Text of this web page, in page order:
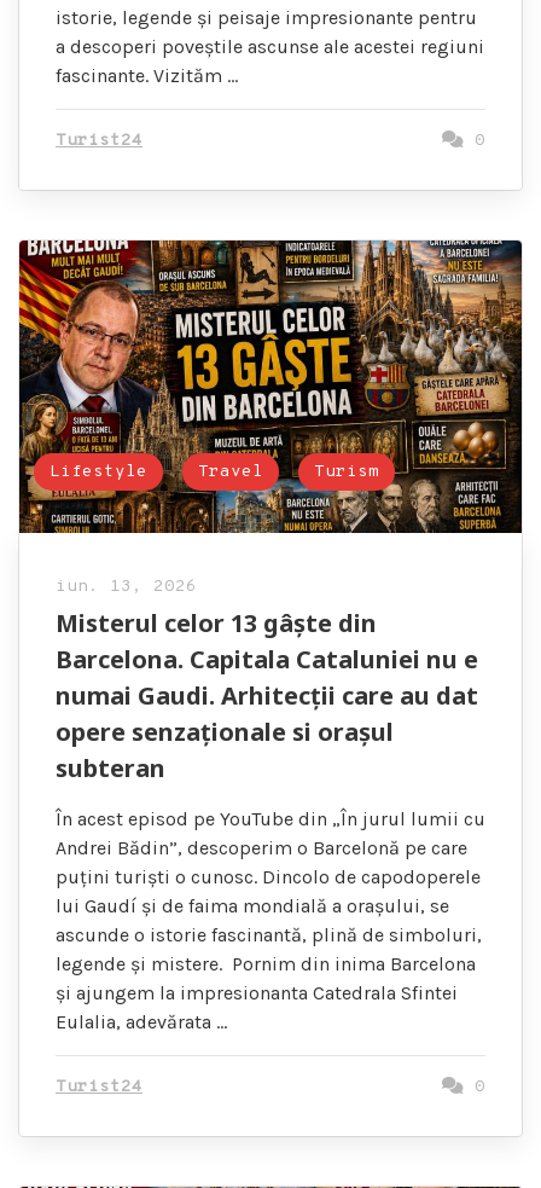
istorie, legende și peisaje impresionante pentru
a descoperi poveștile ascunse ale acestei regiuni
fascinante. Vizităm …
Turist24 0
Lifestyle Travel Turism
iun. 13, 2026
Misterul celor 13 gâște din
Barcelona. Capitala Cataluniei nu e
numai Gaudi. Arhitecții care au dat
opere senzaționale si orașul
subteran
În acest episod pe YouTube din „În jurul lumii cu
Andrei Bădin”, descoperim o Barcelonă pe care
puțini turiști o cunosc. Dincolo de capodoperele
lui Gaudí și de faima mondială a orașului, se
ascunde o istorie fascinantă, plină de simboluri,
legende și mistere. Pornim din inima Barcelona
și ajungem la impresionanta Catedrala Sfintei
Eulalia, adevărata …
Turist24 0